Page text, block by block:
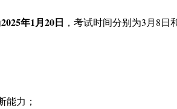
2025年1月20日 ，考试时间分别为3月8日
能力；